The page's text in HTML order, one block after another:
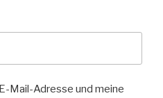
Mail-Adresse und meine